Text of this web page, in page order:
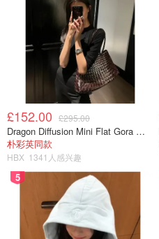
£152.00 £295.00
Dragon Diffusion Mini Flat Gora 深棕色手提包
朴彩英同款
HBX 1341人感兴趣
5